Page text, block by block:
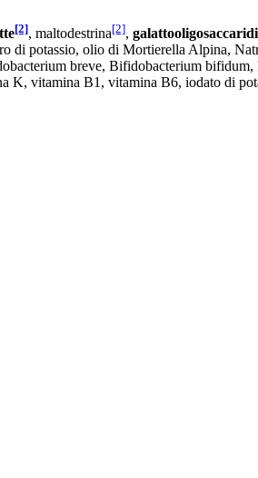
[2], maltodestrina[2],
di potassio, olio di Mortierella Alpina,
breve, Bifidobacterium
K, vitamina B1, vitamina B6, iodato di